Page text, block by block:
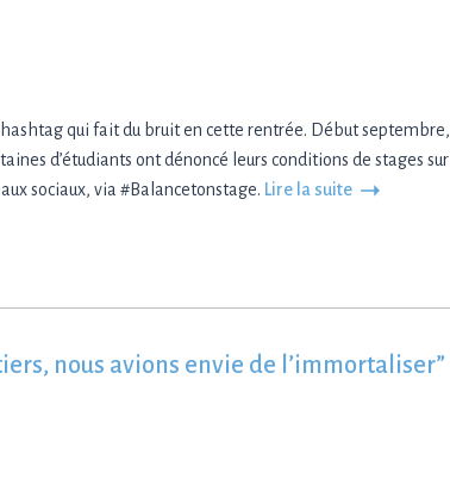
hashtag qui fait du bruit en cette rentrée. Début septembre,
d’étudiants ont dénoncé leurs conditions de stages sur
sociaux, via #Balancetonstage. Lire la suite
nous avions envie de l’immortaliser”